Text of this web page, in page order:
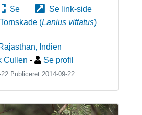
Se
Se link-side
(Lanius vittatus)
, Indien
Cullen - Se profil
Publiceret 2014-09-22